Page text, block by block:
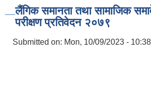
लैंगिक समानता तथा सामाजिक
परीक्षण प्रतिवेदन २०७९
Submitted on: Mon, 10/09/2023 - 10:38